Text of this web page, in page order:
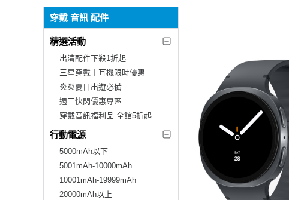
穿戴 音訊 配件
精選活動
出清配件下殺1折起
三星穿戴｜耳機限時優惠
炎炎夏日出遊必備
週三快閃優惠專區
穿戴音訊福利品 全館5折起
行動電源
5000mAh以下
5001mAh-10000mAh
10001mAh-19999mAh
20000mAh以上